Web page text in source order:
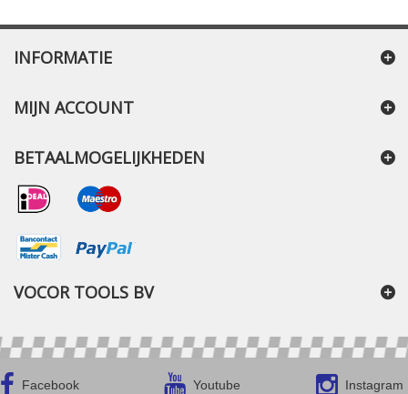
INFORMATIE
MIJN ACCOUNT
BETAALMOGELIJKHEDEN
VOCOR TOOLS BV
Facebook Youtube Instagram